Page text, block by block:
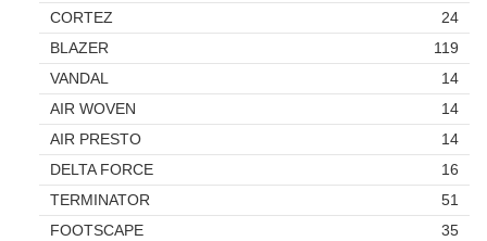
CORTEZ
24
BLAZER
119
VANDAL
14
AIR WOVEN
14
AIR PRESTO
14
DELTA FORCE
16
TERMINATOR
51
FOOTSCAPE
35